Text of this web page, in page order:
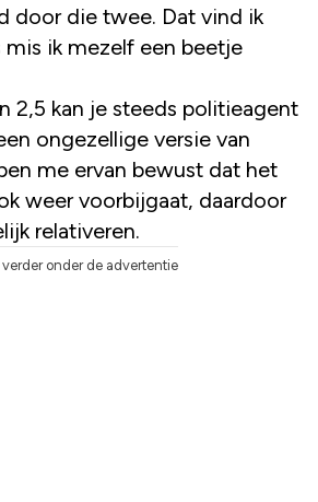
door die twee. Dat vind ik
mis ik mezelf een beetje
2,5 kan je steeds politieagent
ongezellige versie van
me ervan bewust dat het
weer voorbijgaat, daardoor
relativeren.
verder onder de advertentie